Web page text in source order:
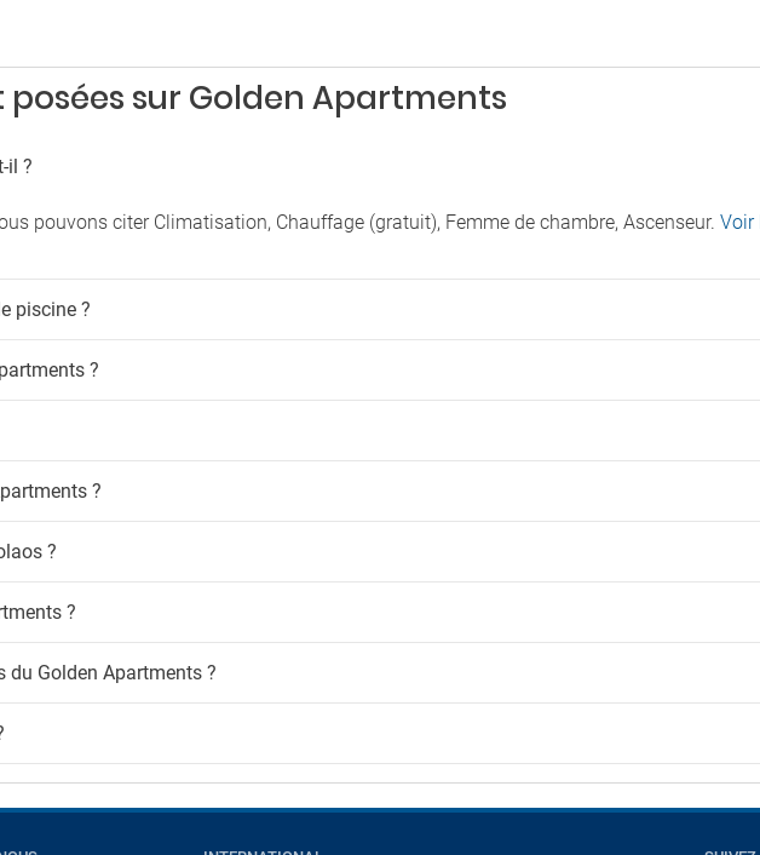
sur Golden Apartments
il ?
pouvons citer Climatisation, Chauffage (gratuit), Femme de chambre, Ascenseur. Voir
piscine ?
?
?
?
?
du Golden Apartments ?